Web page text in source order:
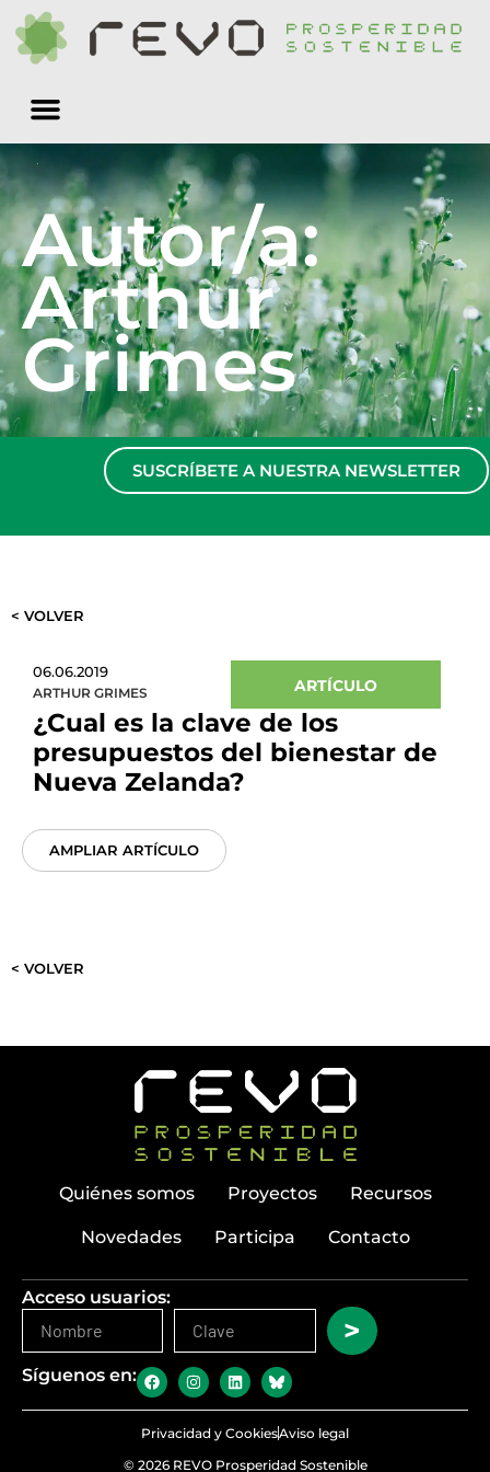
Autor/a:
Arthur
Grimes
SUSCRÍBETE A NUESTRA NEWSLETTER
< VOLVER
06.06.2019
ARTHUR GRIMES ARTÍCULO
¿Cual es la clave de los
presupuestos del bienestar de
Nueva Zelanda?
AMPLIAR ARTÍCULO
< VOLVER
Quiénes somos Proyectos Recursos
Novedades Participa Contacto
Acceso usuarios:
>
Síguenos en:
© 2026 REVO Prosperidad Sostenible
Privacidad y CookiesAviso legal